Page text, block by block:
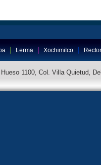
Lerma Xochimilco
1100, Col. Villa Quietud,